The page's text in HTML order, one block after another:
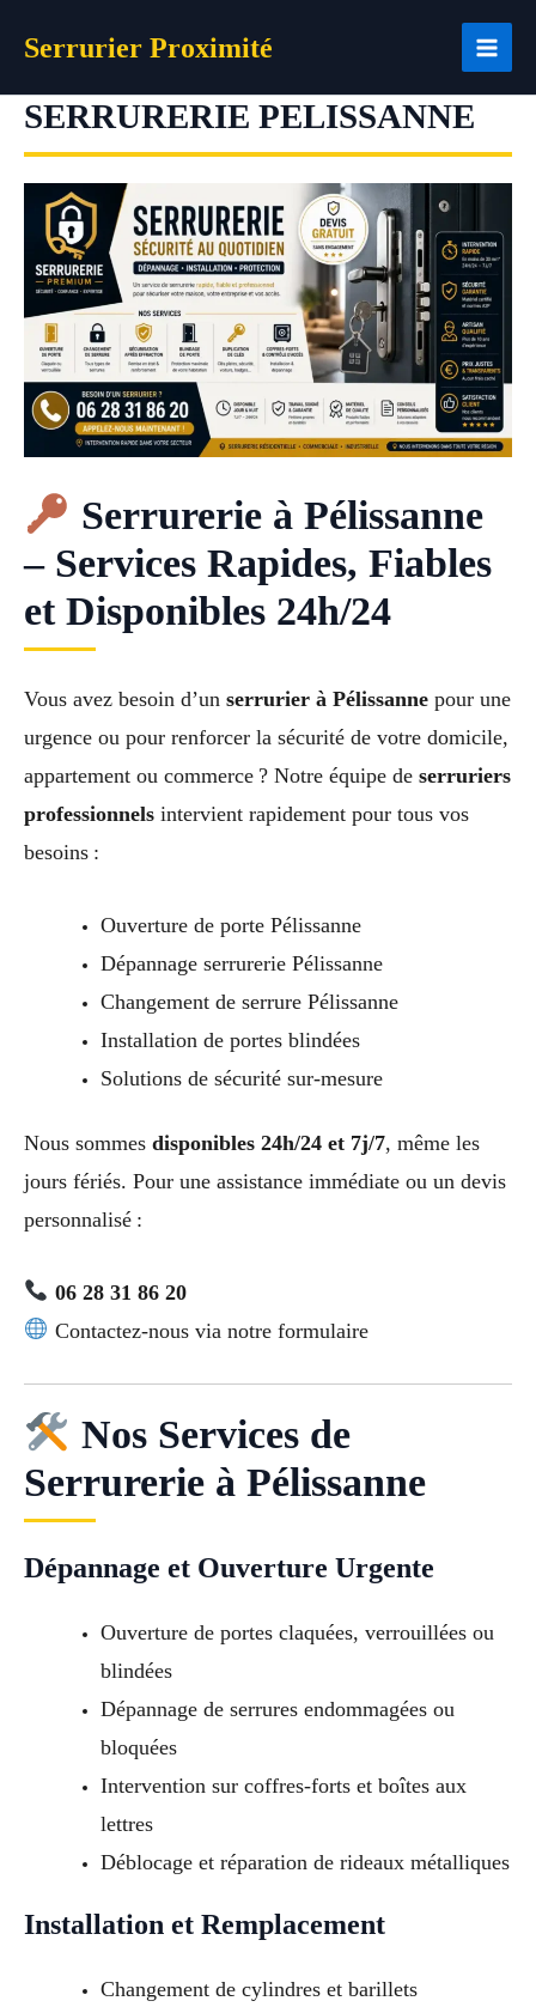
Serrurier Proximité
SERRURERIE PELISSANNE
Serrurerie à Pélissanne
– Services Rapides, Fiables
et Disponibles 24h/24
Vous avez besoin d’un serrurier à Pélissanne pour une
urgence ou pour renforcer la sécurité de votre domicile,
appartement ou commerce ? Notre équipe de serruriers
professionnels intervient rapidement pour tous vos
besoins :
Ouverture de porte Pélissanne
Dépannage serrurerie Pélissanne
Changement de serrure Pélissanne
Installation de portes blindées
Solutions de sécurité sur-mesure
Nous sommes disponibles 24h/24 et 7j/7, même les
jours fériés. Pour une assistance immédiate ou un devis
personnalisé :
06 28 31 86 20
Contactez-nous via notre formulaire
Nos Services de
Serrurerie à Pélissanne
Dépannage et Ouverture Urgente
Ouverture de portes claquées, verrouillées ou
blindées
Dépannage de serrures endommagées ou
bloquées
Intervention sur coffres-forts et boîtes aux
lettres
Déblocage et réparation de rideaux métalliques
Installation et Remplacement
Changement de cylindres et barillets